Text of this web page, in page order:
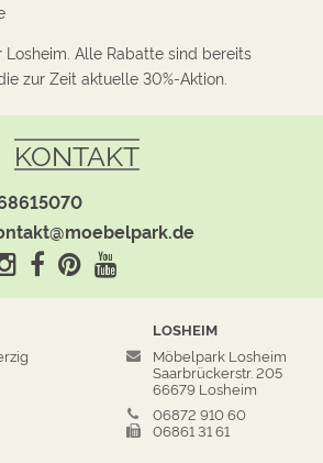
Losheim. Alle Rabatte sind bereits
zur Zeit aktuelle 30%-Aktion.
KONTAKT
LOSHEIM
Möbelpark Losheim
Saarbrückerstr. 205
66679 Losheim
06872 910 60
06861 31 61